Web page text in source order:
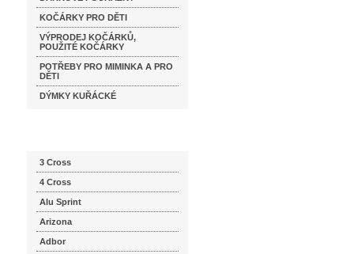
KOČÁRKY PRO DĚTI
VÝPRODEJ KOČÁRKŮ,
POUŽITÉ KOČÁRKY
POTŘEBY PRO MIMINKA A PRO
DĚTI
DÝMKY KUŘÁCKÉ
3 Cross
4 Cross
Alu Sprint
Arizona
Adbor